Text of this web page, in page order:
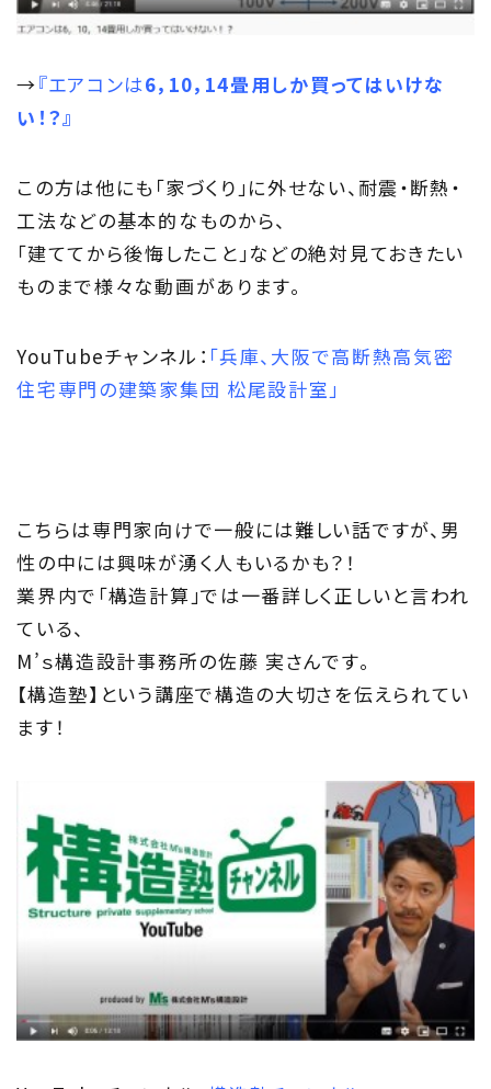
→『エアコンは6，10，14畳用しか買ってはいけな
い！？』
この方は他にも「家づくり」に外せない、耐震・断熱・
工法などの基本的なものから、
「建ててから後悔したこと」などの絶対見ておきたい
ものまで様々な動画があります。
YouTubeチャンネル： 「兵庫、大阪で高断熱高気密
住宅専門の建築家集団 松尾設計室」
こちらは専門家向けで一般には難しい話ですが、男
性の中には興味が湧く人もいるかも？！
業界内で「構造計算」では一番詳しく正しいと言われ
ている、
M’ｓ構造設計事務所の佐藤 実さんです。
【構造塾】という講座で構造の大切さを伝えられてい
ます！